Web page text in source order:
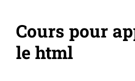
Cours pour
le html